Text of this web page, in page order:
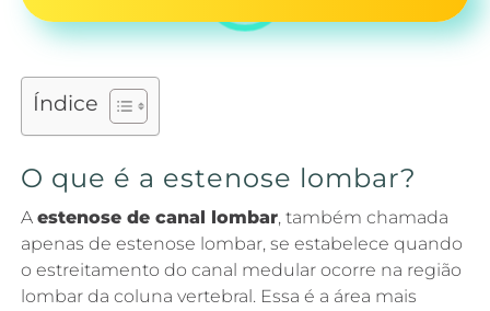
Índice
O que é a estenose lombar?
Aestenose de canal lombar, também chamada
apenas de estenose lombar, se estabelece quando
o estreitamento do canal medular ocorre na região
lombar da coluna vertebral. Essa é a área mais